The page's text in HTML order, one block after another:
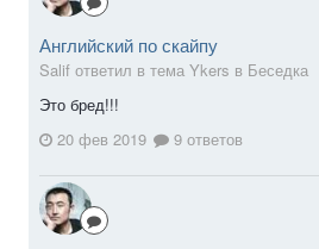
Английский по скайпу
Salif ответил в тема Ykers в Беседка
Это бред!!!
20 фев 2019
9 ответов